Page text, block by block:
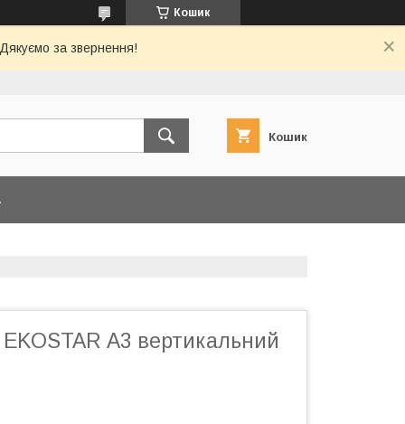
Кошик
за звернення!
Кошик
А3 вертикальний